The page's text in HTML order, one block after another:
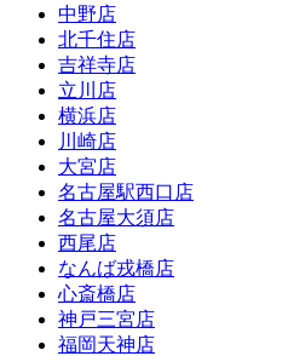
中野店
北千住店
吉祥寺店
立川店
横浜店
川崎店
大宮店
名古屋駅西口店
名古屋大須店
西尾店
なんば戎橋店
心斎橋店
神戸三宮店
福岡天神店